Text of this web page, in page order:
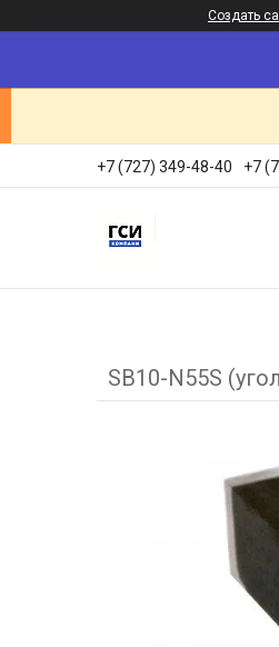
Создать
+7 (727) 349-48-40 +7
SB10-N55S